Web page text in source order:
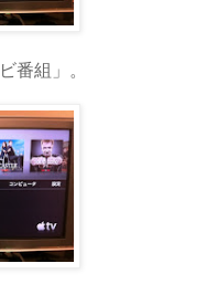
番組」。